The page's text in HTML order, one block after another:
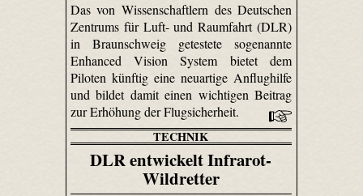
Das von Wissenschaftlern des Deutschen
Zentrums für Luft- und Raumfahrt (DLR)
in Braunschweig getestete sogenannte
Enhanced Vision System bietet dem
Piloten künftig eine neuartige Anflughilfe
und bildet damit einen wichtigen Beitrag
zur Erhöhung der Flugsicherheit.
TECHNIK
DLR entwickelt Infrarot-
Wildretter